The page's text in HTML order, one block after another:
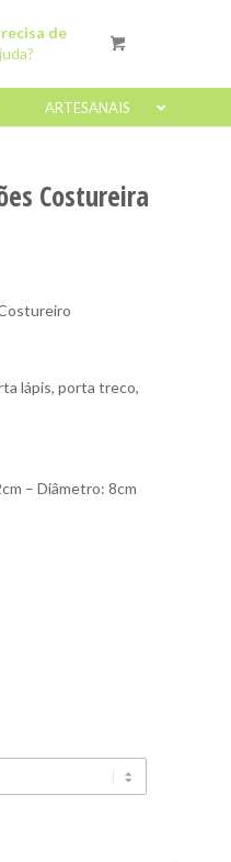
de
ARTESANAIS
Costureira
lápis, porta treco,
– Diâmetro: 8cm